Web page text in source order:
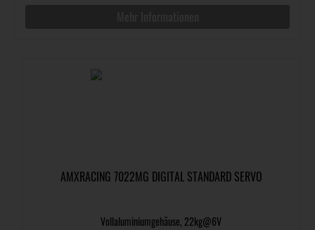
AMXRACING 7022MG DIGITAL STANDARD SERVO
Vollaluminiumgehäuse, 22kg@6V